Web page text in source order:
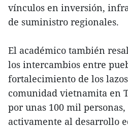
vínculos en inversión,
de suministro regionales.
El académico también
los intercambios entre
fortalecimiento de los
comunidad vietnamita en
por unas 100 mil
activamente al desarrollo